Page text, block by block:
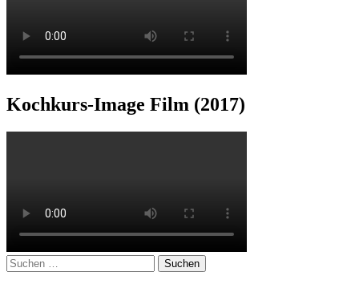
Kochkurs-Image Film (2017)
Suchen
nach: